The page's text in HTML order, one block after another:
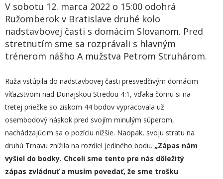
V sobotu 12. marca 2022 o 15:00 odohrá
Ružomberok v Bratislave druhé kolo
nadstavbovej časti s domácim Slovanom. Pred
stretnutím sme sa rozprávali s hlavným
trénerom nášho A mužstva Petrom Struhárom.
Ruža vstúpila do nadstavbovej časti presvedčivým domácim
víťazstvom nad Dunajskou Stredou 4:1, vďaka čomu si na
tretej priečke so ziskom 44 bodov vypracovala už
osembodový náskok pred svojím minulým súperom,
nachádzajúcim sa o pozíciu nižšie. Naopak, svoju stratu na
druhú Trnavu znížila na rozdiel jediného bodu. „Zápas nám
vyšiel do bodky. Chceli sme tento pre nás dôležitý
zápas zvládnuť a musím povedať, že sme trošku